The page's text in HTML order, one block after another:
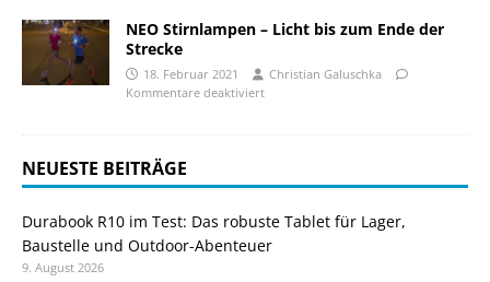
NEO Stirnlampen – Licht bis zum Ende der
Strecke
18. Februar 2021
Christian Galuschka
Kommentare deaktiviert
NEUESTE BEITRÄGE
Durabook R10 im Test: Das robuste Tablet für Lager,
Baustelle und Outdoor-Abenteuer
9. August 2026